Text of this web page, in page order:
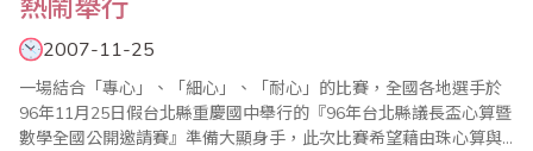
2007-11-25
一場結合「專心」、「細心」、「耐心」的比賽，全國各地選手於
96年11月25日假台北縣重慶國中舉行的『96年台北縣議長盃心算暨
數學全國公開邀請賽』準備大顯身手，此次比賽希望藉由珠心算與